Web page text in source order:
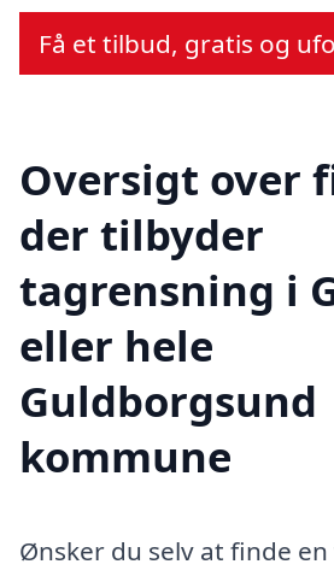
Få et tilbud, gratis og
Oversigt over
der tilbyder
tagrensning i
eller hele
Guldborgsund
kommune
Ønsker du selv at finde